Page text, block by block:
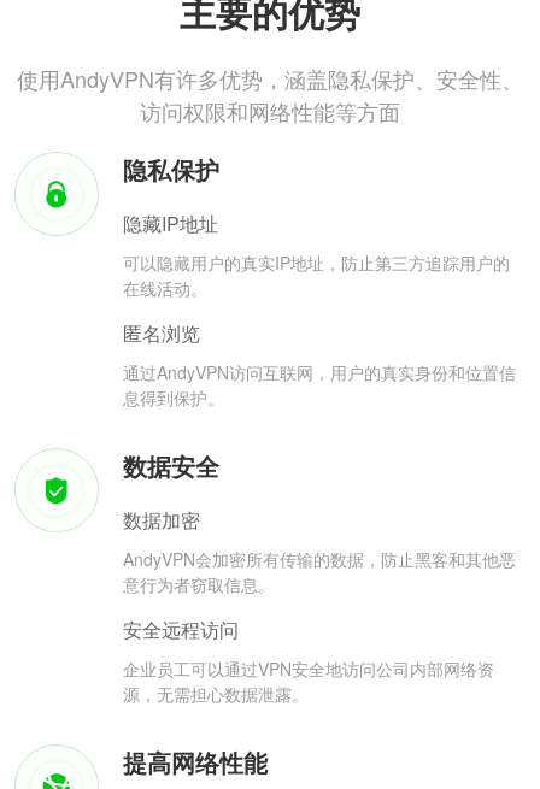
主要的优势
使用AndyVPN有许多优势，涵盖隐私保护、安全性、
访问权限和网络性能等方面
隐私保护
隐藏IP地址
可以隐藏用户的真实IP地址，防止第三方追踪用户的
在线活动。
匿名浏览
通过AndyVPN访问互联网，用户的真实身份和位置信
息得到保护。
数据安全
数据加密
AndyVPN会加密所有传输的数据，防止黑客和其他恶
意行为者窃取信息。
安全远程访问
企业员工可以通过VPN安全地访问公司内部网络资
源，无需担心数据泄露。
提高网络性能